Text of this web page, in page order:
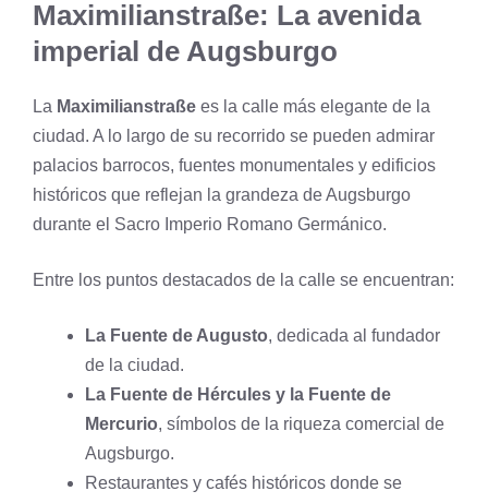
Maximilianstraße: La avenida
imperial de Augsburgo
La Maximilianstraße es la calle más elegante de la
ciudad. A lo largo de su recorrido se pueden admirar
palacios barrocos, fuentes monumentales y edificios
históricos que reflejan la grandeza de Augsburgo
durante el Sacro Imperio Romano Germánico.
Entre los puntos destacados de la calle se encuentran:
La Fuente de Augusto, dedicada al fundador
de la ciudad.
La Fuente de Hércules y la Fuente de
Mercurio, símbolos de la riqueza comercial de
Augsburgo.
Restaurantes y cafés históricos donde se